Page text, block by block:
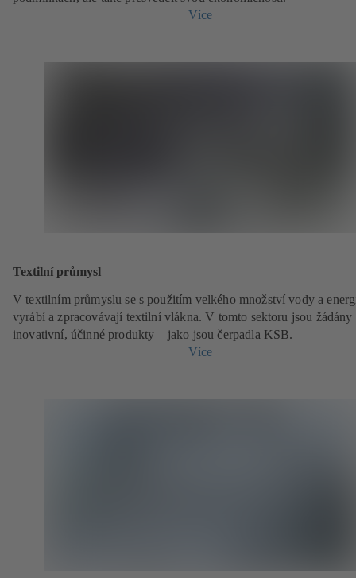
Více
Textilní průmysl
V textilním průmyslu se s použitím velkého množství vody a
vyrábí a zpracovávají textilní vlákna. V tomto sektoru jsou žádány
inovativní, účinné produkty – jako jsou čerpadla KSB.
Více